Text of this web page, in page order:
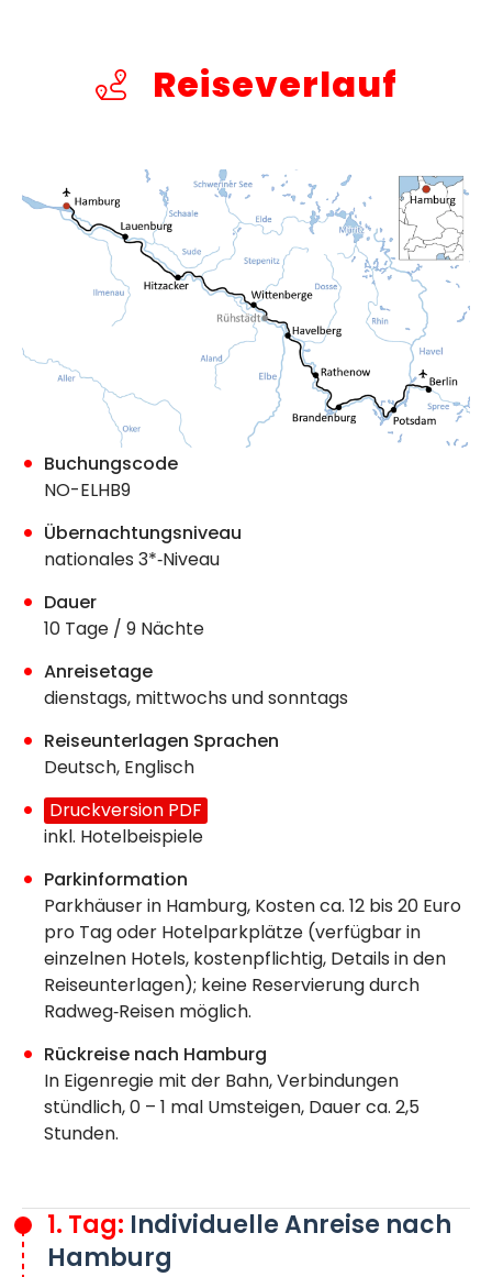
Reiseverlauf
Buchungscode
NO-ELHB9
Übernachtungsniveau
nationales 3*‐Niveau
Dauer
10 Tage / 9 Nächte
Anreisetage
dienstags, mittwochs und sonntags
Reiseunterlagen Sprachen
Deutsch, Englisch
Druckversion PDF
inkl. Hotelbeispiele
Parkinformation
Parkhäuser in Hamburg, Kosten ca. 12 bis 20 Euro
pro Tag oder Hotelparkplätze (verfügbar in
einzelnen Hotels, kostenpflichtig, Details in den
Reiseunterlagen); keine Reservierung durch
Radweg‐Reisen möglich.
Rückreise nach Hamburg
In Eigenregie mit der Bahn, Verbindungen
stündlich, 0 – 1 mal Umsteigen, Dauer ca. 2,5
Stunden.
1. Tag: Individuelle Anreise nach
Hamburg